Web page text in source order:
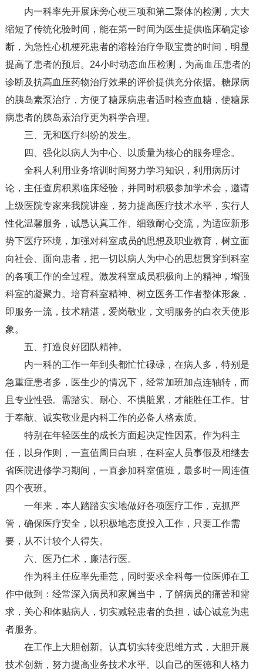
内一科率先开展床旁心梗三项和第二聚体的检测，大大
缩短了传统化验时间，能在第一时间为医生提供临床确定诊
断，为急性心机梗死患者的溶栓治疗争取宝贵的时间，明显
提高了患者的预后。24小时动态血压检测，为高血压患者的
诊断及抗高血压药物治疗效果的评价提供充分依据。糖尿病
的胰岛素泵治疗，方便了糖尿病患者适时检查血糖，使糖尿
病患者的胰岛素治疗更为科学合理。
三、无和医疗纠纷的发生。
四、强化以病人为中心、以质量为核心的服务理念。
全科人利用业务培训时间努力学习知识，利用病历讨
论，主任查房积累临床经验，并同时积极参加学术会，邀请
上级医院专家来我院讲座，努力提高医疗技术水平，实行人
性化温馨服务，诚恳认真工作、细致耐心交流，为适应新形
势下医疗环境，加强对科室成员的思想及职业教育，树立面
向社会、面向患者，把一切以病人为中心的思想贯穿到科室
的各项工作的全过程。激发科室成员积极向上的精神，增强
科室的凝聚力。培育科室精神、树立医务工作者整体形象，
即服务一流，技术精湛，爱岗敬业，文明服务的白衣天使形
象。
五、打造良好团队精神。
内一科的工作一年到头都忙忙碌碌，在病人多，特别是
急重症患者多，医生少的情况下，经常加班加点连轴转，而
且专业性强。需踏实、耐心、不惧脏累，才能胜任工作。甘
于奉献、诚实敬业是内科工作的必备人格素质。
特别在年轻医生的成长方面起决定性因素。作为科主
任，以身作则，一直值周日白班，在科室人员事假及相继去
省医院进修学习期间，一直参加科室值班，最多时一周连值
四个夜班。
一年来，本人踏踏实实地做好各项医疗工作，克抓严
管，确保医疗安全，以积极地态度投入工作，只要工作需
要，从不计较个人得失。
六、医乃仁术，廉洁行医。
作为科主任应率先垂范，同时要求全科每一位医师在工
作中做到：经常深入病员和家属当中，了解病员的痛苦和需
求，关心和体贴病人，切实减轻患者的负担，诚心诚意为患
者服务。
在工作上大胆创新。认真切实转变思维方式，大胆开展
技术创新，努力提高业务技术水平。以自己的医德和人格力